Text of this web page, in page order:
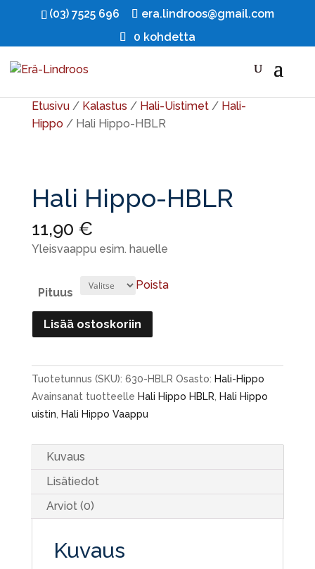
(03) 7525 696
era.lindroos@gmail.com
0 kohdetta
Etusivu/ Kalastus / Hali-Uistimet/ Hali-
Hippo/ Hali Hippo-HBLR
Hali Hippo-HBLR
11,90 €
Yleisvaappu esim. hauelle
Pituus
Poista
Hali
Hippo-
määrä
Lisää ostoskoriin
Tuotetunnus (SKU): 630-HBLR Osasto: Hali-Hippo
Avainsanat tuotteelle Hali Hippo HBLR Hali Hippo
uistin Hali Hippo Vaappu
Kuvaus
Lisätiedot
Arviot (0)
Kuvaus